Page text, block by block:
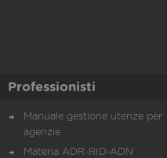
Professionisti
Manuale gestione utenze per
agenzie
Materia ADR-RID-ADN